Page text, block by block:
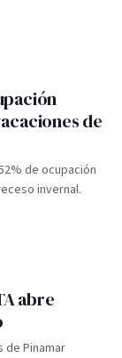
de
de ocupación
invernal.
abre
Pinamar